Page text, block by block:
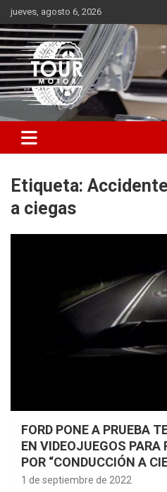
Saltar
al
contenido
jueves, agosto 6, 2026
Tour Motor
Plataforma de contenido
Etiqueta:
a ciegas
FORD PONE A PRUEBA
EN VIDEOJUEGOS PARA
POR “CONDUCCIÓN A
1 de septiembre de 2022